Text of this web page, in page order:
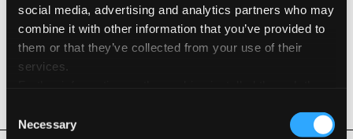
social media, advertising and analytics partners who may
combine it with other information that you’ve provided to
them or that they’ve collected from your use of their
services.
Selection
Necessary
Caractéristiques & Certifications Environnementales